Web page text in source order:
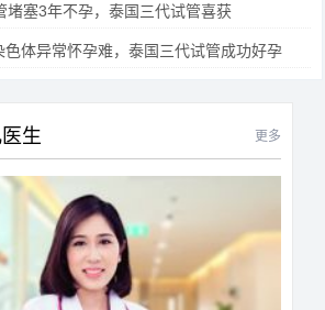
堵塞3年不孕，泰国三代试管喜获
色体异常怀孕难，泰国三代试管成功好孕
生 更多